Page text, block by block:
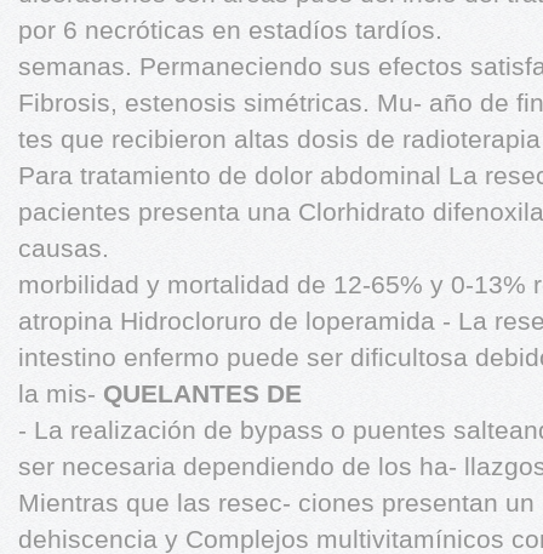
por 6 necróticas en estadíos tardíos.
semanas. Permaneciendo sus efectos
Fibrosis, estenosis simétricas. Mu- año de
tes que recibieron altas dosis de
Para tratamiento de dolor abdominal La
pacientes presenta una Clorhidrato
causas.
morbilidad y mortalidad de 12-65% y 0-13%
atropina Hidrocloruro de loperamida - La
intestino enfermo puede ser dificultosa
la mis- QUELANTES DE
- La realización de bypass o puentes
ser necesaria dependiendo de los ha-
Mientras que las resec- ciones presentan
dehiscencia y Complejos multivitamínicos